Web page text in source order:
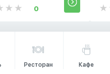
0
Ресторан Кафе